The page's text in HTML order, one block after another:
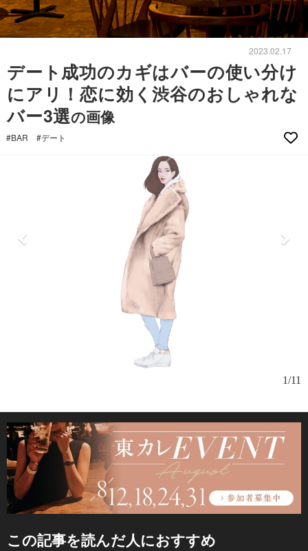
2023.02.17
デート成功のカギはバーの使い分け
にアリ！恋に効く渋谷のおしゃれな
バー3選の画像
#BAR #デート
選
1/11
この記事を読んだ人におすすめ